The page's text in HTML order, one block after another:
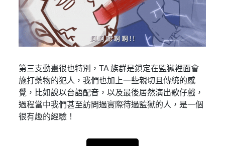
第三支動畫很也特別，TA 族群是鎖定在監獄裡面會
施打藥物的犯人，我們也加上一些親切且傳統的感
覺，比如說以台語配音，以及最後居然演出歌仔戲，
過程當中我們甚至訪問過實際待過監獄的人，是一個
很有趣的經驗！